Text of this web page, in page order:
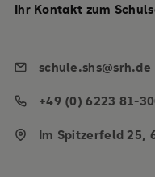
Ihr Kontakt zum
schule.shs@srh.de
+49 (0) 6223 81-
Im Spitzerfeld 25,